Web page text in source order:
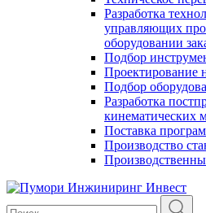
Разработка
управляющих
оборудовании
Подбор
Проектирование
Подбор
Разработка
кинематических
Поставка
Производство